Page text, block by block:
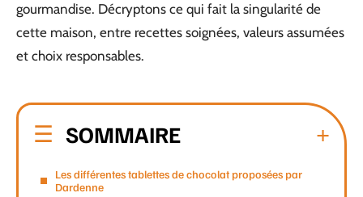
gourmandise. Décryptons ce qui fait la singularité de
cette maison, entre recettes soignées, valeurs assumées
et choix responsables.
SOMMAIRE
Les différentes tablettes de chocolat proposées par
Dardenne